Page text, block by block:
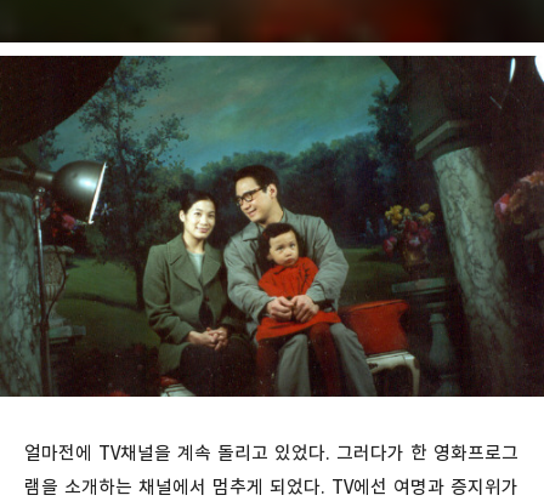
얼마전에 TV채널을 계속 돌리고 있었다. 그러다가 한 영화프로그
램을 소개하는 채널에서 멈추게 되었다. TV에선 여명과 증지위가
안난98